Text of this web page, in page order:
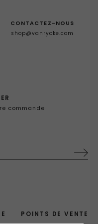
CONTACTEZ-NOUS
shop@vanrycke.com
commande
POINTS DE VENTE